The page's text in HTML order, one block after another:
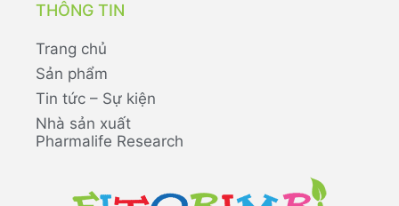
THÔNG TIN
Trang chủ
Sản phẩm
Tin tức – Sự kiện
Nhà sản xuất
Pharmalife Research